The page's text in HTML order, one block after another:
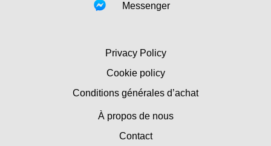
Messenger
Privacy Policy
Cookie policy
Conditions générales d’achat
À propos de nous
Contact